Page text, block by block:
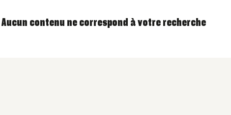
Aucun contenu ne correspond à votre recherche